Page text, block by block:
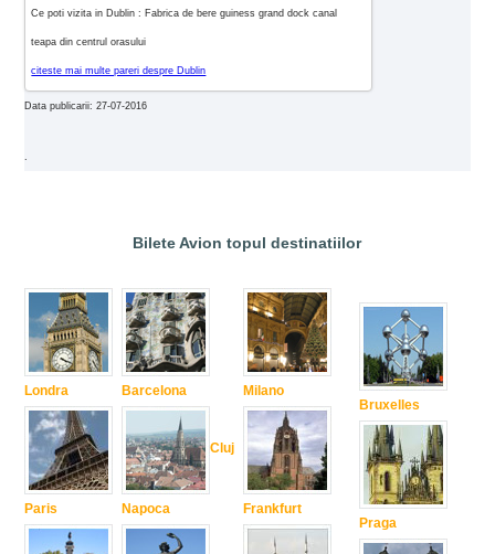
Ce poti vizita in Dublin : Fabrica de bere guiness grand dock canal
teapa din centrul orasului
citeste mai multe pareri despre Dublin
Data publicarii: 27-07-2016
.
Bilete Avion topul destinatiilor
Londra
Paris
Barcelona
Cluj
Napoca
Milano
Frankfurt
Bruxelles
Praga